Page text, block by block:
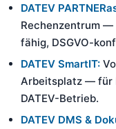
DATEV
Rechenzentrum —
fähig, DSGVO-
DATEV SmartIT:
Arbeitsplatz — für
DATEV-Betrieb.
DATEV DMS &